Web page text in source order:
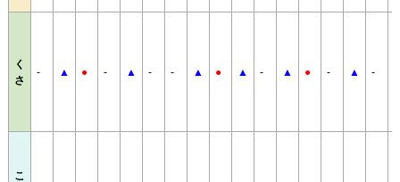
く
さ
- ▲ ● - ▲ - - ▲ ● ▲ - ▲ ● - ▲ -
こ